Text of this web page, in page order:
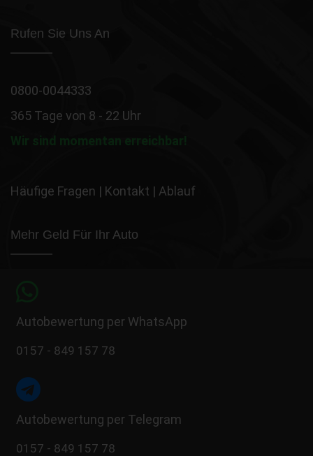
Rufen Sie Uns An
0800-0044333
365 Tage von 8 - 22 Uhr
Wir sind momentan erreichbar!
Häufige Fragen | Kontakt | Ablauf
Mehr Geld Für Ihr Auto
Autobewertung per WhatsApp
0157 - 849 157 78
Autobewertung per Telegram
0157 - 849 157 78